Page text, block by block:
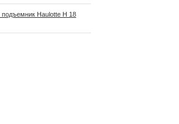
Haulotte H 18